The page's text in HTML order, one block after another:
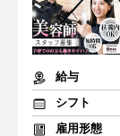
給与
シフト
雇用形態